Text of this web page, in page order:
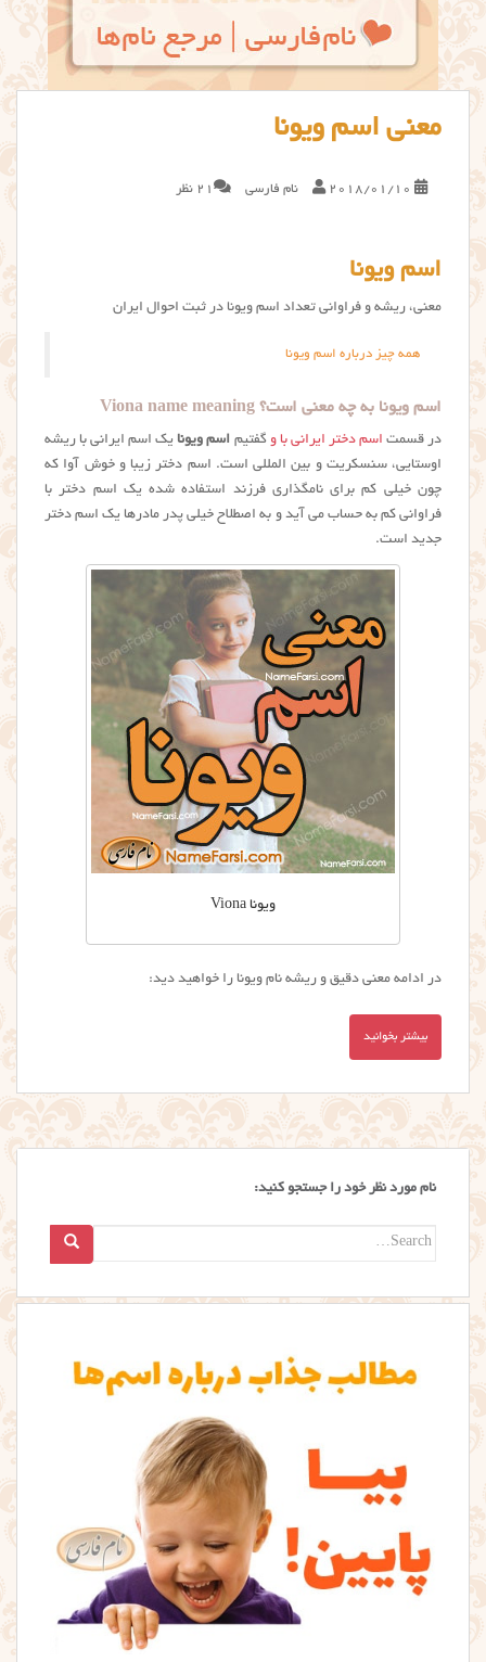
معنی اسم ویونا
2018/01/10 نام فارسی 21 نظر
اسم ویونا
معنی، ریشه و فراوانی تعداد اسم ویونا در ثبت احوال ایران
همه چیز درباره اسم ویونا
اسم ویونا به چه معنی است؟ Viona name meaning
در قسمت اسم دختر ایرانی با و گفتیم اسم ویونا یک اسم ایرانی با ریشه
اوستایی، سنسکریت و بین المللی است. اسم دختر زیبا و خوش آوا که
چون خیلی کم برای نامگذاری فرزند استفاده شده یک اسم دختر با
فراوانی کم به حساب می آید و به اصطلاح خیلی پدر مادرها یک اسم دختر
جدید است.
ویونا Viona
در ادامه معنی دقیق و ریشه نام ویونا را خواهید دید:
بیشتر بخوانید
نام مورد نظر خود را جستجو کنید:
Search